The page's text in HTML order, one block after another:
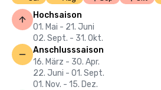
Hochsaison
01. Mai - 21. Juni
02. Sept. - 31. Okt.
Anschlusssaison
16. März - 30. Apr.
22. Juni - 01. Sept.
01. Nov. - 15. Dez.